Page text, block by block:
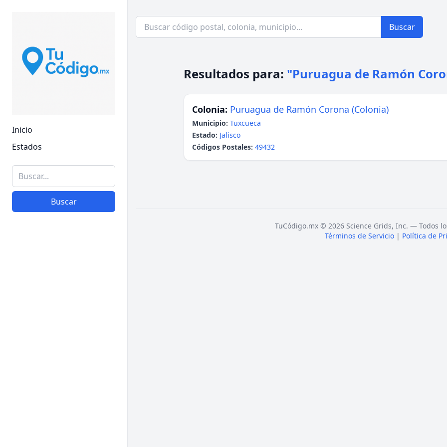
Inicio
Estados
Buscar
Buscar
Resultados para: "Puruagua de Ramón
Colonia: Puruagua de Ramón Corona (Colonia)
Municipio: Tuxcueca
Estado: Jalisco
Códigos Postales: 49432
TuCódigo.mx © 2026 Science Grids, Inc. — Todos
Términos de Servicio | Política de